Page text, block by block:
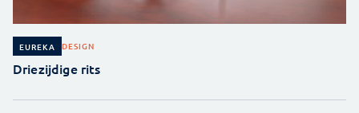
EUREKA DESIGN
Driezijdige rits